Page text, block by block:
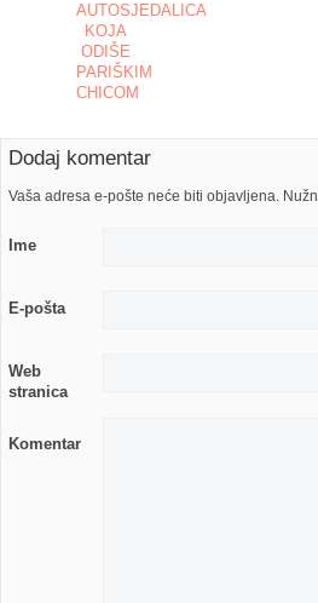
AUTOSJEDALICA
KOJA
ODIŠE
PARIŠKIM
CHICOM
Dodaj komentar
Vaša adresa e-pošte neće biti objavljena.
Ime
E-pošta
Web
stranica
Komentar